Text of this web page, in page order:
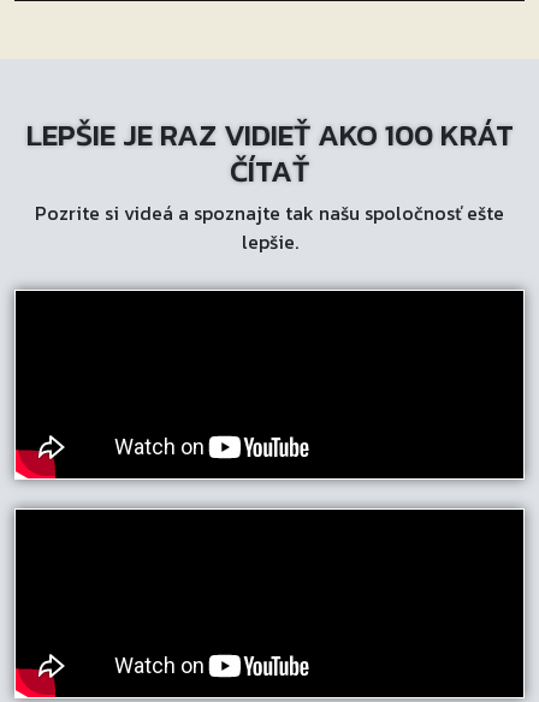
LEPŠIE JE RAZ VIDIEŤ AKO 100 KRÁT
ČÍTAŤ
Pozrite si videá a spoznajte tak našu spoločnosť ešte
lepšie.